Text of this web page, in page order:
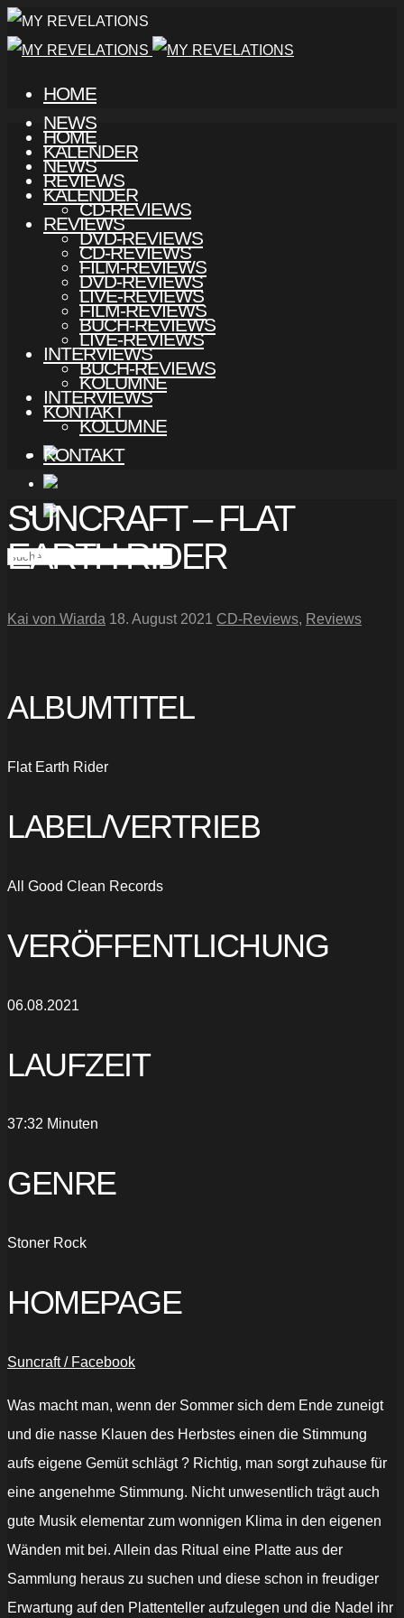
HOME
NEWS
KALENDER
REVIEWS
CD-REVIEWS
DVD-REVIEWS
FILM-REVIEWS
LIVE-REVIEWS
BUCH-REVIEWS
INTERVIEWS
KOLUMNE
KONTAKT
HOME
NEWS
KALENDER
REVIEWS
CD-REVIEWS
DVD-REVIEWS
FILM-REVIEWS
LIVE-REVIEWS
BUCH-REVIEWS
INTERVIEWS
KOLUMNE
KONTAKT
SUNCRAFT – FLAT
EARTH RIDER
Kai von Wiarda 18. August 2021 CD-Reviews, Reviews
ALBUMTITEL
Flat Earth Rider
LABEL/VERTRIEB
All Good Clean Records
VERÖFFENTLICHUNG
06.08.2021
LAUFZEIT
37:32 Minuten
GENRE
Stoner Rock
HOMEPAGE
Suncraft / Facebook
Was macht man, wenn der Sommer sich dem Ende zuneigt
und die nasse Klauen des Herbstes einen die Stimmung
aufs eigene Gemüt schlägt ? Richtig, man sorgt zuhause für
eine angenehme Stimmung. Nicht unwesentlich trägt auch
gute Musik elementar zum wonnigen Klima in den eigenen
Wänden mit bei. Allein das Ritual eine Platte aus der
Sammlung heraus zu suchen und diese schon in freudiger
Erwartung auf den Plattenteller aufzulegen und die Nadel ihr